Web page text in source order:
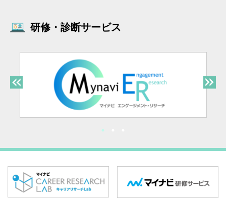
研修・診断サービス